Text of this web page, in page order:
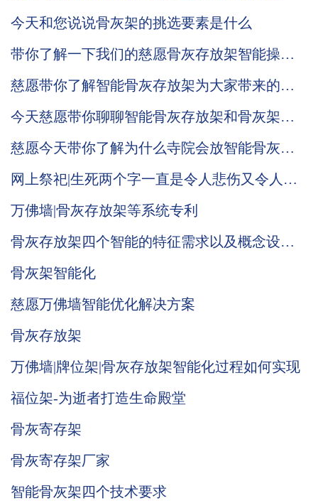
今天和您说说骨灰架的挑选要素是什么
带你了解一下我们的慈愿骨灰存放架智能操作
慈愿带你了解智能骨灰存放架为大家带来的方
今天慈愿带你聊聊智能骨灰存放架和骨灰架的
慈愿今天带你了解为什么寺院会放智能骨灰存
网上祭祀|生死两个字一直是令人悲伤又令人充
架和网上祭祀
万佛墙|骨灰存放架等系统专利
骨灰存放架四个智能的特征需求以及概念设计
骨灰架智能化
慈愿万佛墙智能优化解决方案
骨灰存放架
万佛墙|牌位架|骨灰存放架智能化过程如何实现
福位架-为逝者打造生命殿堂
骨灰寄存架
骨灰寄存架厂家
智能骨灰架四个技术要求